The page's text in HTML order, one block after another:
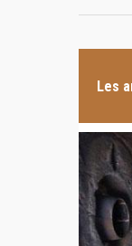
Les